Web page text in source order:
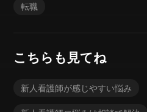
転職
こちらも見てね
新人看護師が感じやすい悩み